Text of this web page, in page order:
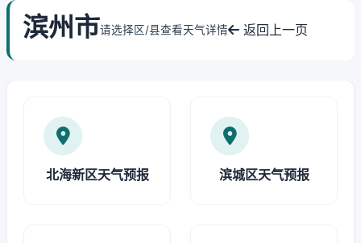
滨州市请选择区/县查看天气详情 返回上一页
北海新区天气预报 滨城区天气预报